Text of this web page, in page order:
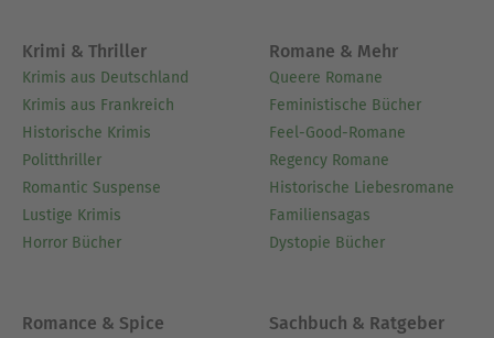
Fachzeitschriften leitet seit 2002 die
Gesprächsreihe "Medizin-Ethik-Recht" der
Konrad-Adenauer-Stiftung in Cadenabbia.
Schumpelick gilt als einer der bedeutendsten
Promotoren der Hernien- und Dickdarmchirurgie
über das letzte Vierteljahrhundert und hat ihre
Neuentwicklungen in dieser Zeit maßgeblich
beeinflusst. Er ist Ehrenmitglied und Preisträger
(EHS).
Krimi & Thriller
Krimis aus Deutschland
Krimis aus Frankreich
Historische Krimis
Politthriller
Romantic Suspense
Lustige Krimis
Horror Bücher
Romane & Mehr
Queere Romane
Feministische Bücher
Feel-Good-Romane
Regency Romane
Historische Liebesromane
Familiensagas
Dystopie Bücher
Romance & Spice Sachbuch & Ratgeber